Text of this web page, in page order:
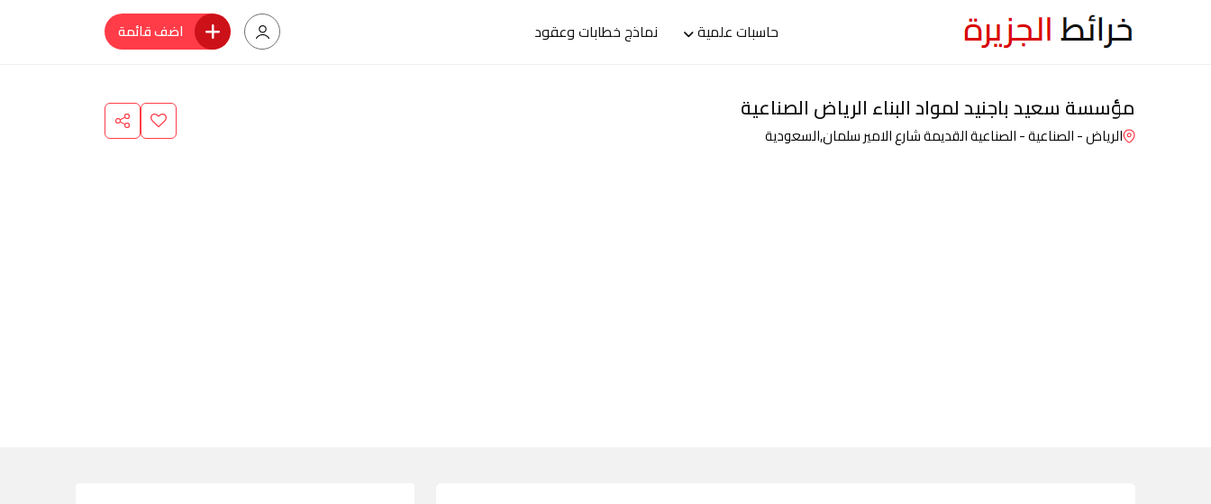
حاسبات علمية نماذج خطابات وعقود اضف قائمة
مؤسسة سعيد باجنيد لمواد البناء الرياض الصناعية
الرياض - الصناعية - الصناعية القديمة شارع الامير سلمان,السعودية